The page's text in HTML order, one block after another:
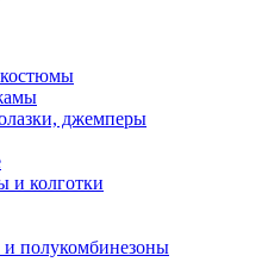
джемперы
и колготки
полукомбинезоны